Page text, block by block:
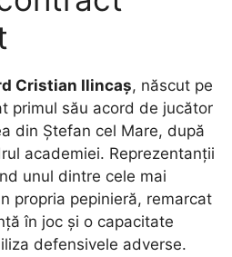
Cristian Ilincaș, născut pe
primul său acord de jucător
din Ștefan cel Mare, după
academiei. Reprezentanții
unul dintre cele mai
propria pepinieră, remarcat
în joc și o capacitate
defensivele adverse.